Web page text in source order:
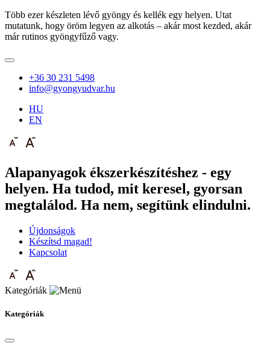
Több ezer készleten lévő gyöngy és kellék egy helyen. Utat
mutatunk, hogy öröm legyen az alkotás – akár most kezded, akár
már rutinos gyöngyfűző vagy.
+36 30 231 5498
info@gyongyudvar.hu
HU
EN
Alapanyagok ékszerkészítéshez - egy
helyen. Ha tudod, mit keresel, gyorsan
megtalálod. Ha nem, segítünk elindulni.
Újdonságok
Készítsd magad!
Kapcsolat
Kategóriák
Kategóriák